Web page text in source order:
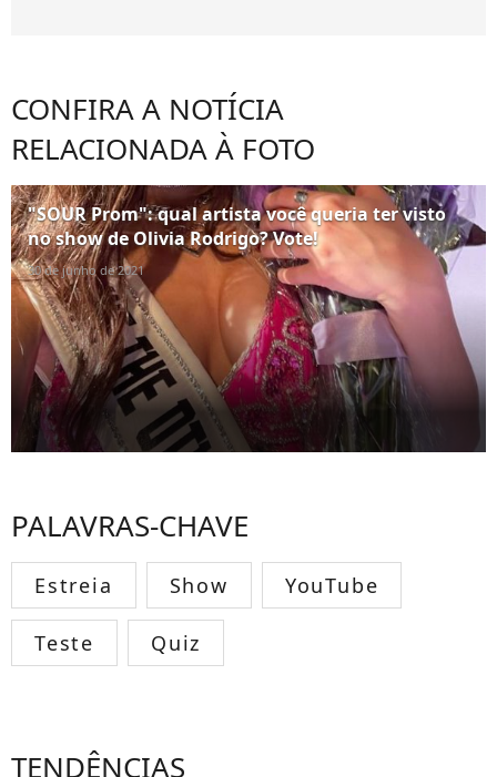
CONFIRA A NOTÍCIA
RELACIONADA À FOTO
"SOUR Prom": qual artista você queria ter visto
no show de Olivia Rodrigo? Vote!
30 de junho de 2021
PALAVRAS-CHAVE
Estreia Show YouTube
Teste Quiz
TENDÊNCIAS